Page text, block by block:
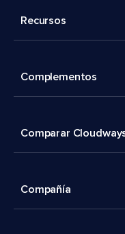
Recursos
Complementos
Comparar
Compañía